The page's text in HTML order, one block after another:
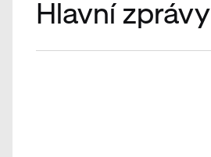
Hlavní zprávy